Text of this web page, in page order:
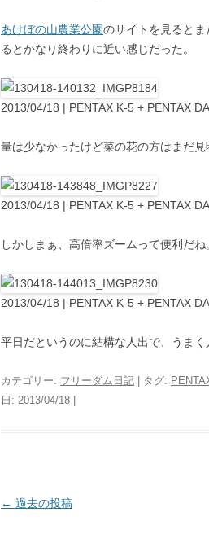
あけぼの山農業公園のサイトを見ると
るとかなり終わりに近い感じだった。
2013/04/18 | PENTAX K-5 + PENTAX
量は少なかったけど菜の花の方はまだ
2013/04/18 | PENTAX K-5 + PENTAX
しかしまぁ、高倍率ズームって便利だね
2013/04/18 | PENTAX K-5 + PENTAX
平日だというのに結構な人出で、うま
カテゴリー: フリーダム日記 | タグ:
日: 2013/04/18
投
← 過去の投稿